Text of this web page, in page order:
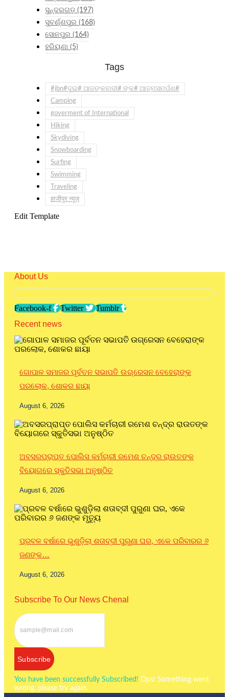
ସୁନ୍ଦରଗଡ଼ (197)
ସୁବର୍ଣ୍ଣପୁର (168)
ସୋନପୁର (164)
ହରିୟଣା (5)
Tags
#jbn#ଦୁଇ# ଆତଙ୍କବାଦୀ# ଙ୍କ# ଆତ୍ମସମର୍ପଣ#
Camping
goverment of International
Hiking
Skydiving
Snowboarding
Surfing
Swimming
Traveling
हाजीपुर न्यूज़
Edit Template
About Us
Facebook-f Twitter
Tumblr
Recent news
ଗୋପାଳ ସମାଜର ପୂର୍ବତନ ସଭାପତି ଉଗ୍ରେସନ ବେହେରାଙ୍କ
ପରଲୋକ, ଶୋକର ଛାୟା
August 6, 2026
ଅବସରପ୍ରାପ୍ତ ପୋଲିସ କର୍ମଚାରୀ ରମେଶ ଚନ୍ଦ୍ର ରାଉତଙ୍କ
ବିୟୋଗରେ ସ୍କୁତିସଭା ଅନୁଷ୍ଠିତ
August 6, 2026
ପ୍ରବଳ ବର୍ଷାରେ ଭୁଶୁଡ଼ିଲା ଶତାବ୍ଦୀ ପୁରୁଣା ଘର, ଏକେ ପରିବାରର ୬
ଜଣଙ୍କ…
August 6, 2026
Subscribe To Our News Chenal
Subscribe
You have been successfully Subscribed! Ops! Something went
wrong, please try again.